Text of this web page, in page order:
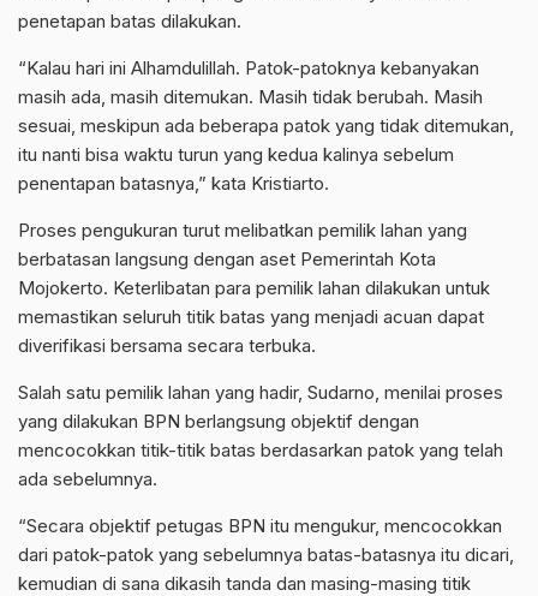
penetapan batas dilakukan.
“Kalau hari ini Alhamdulillah. Patok-patoknya kebanyakan
masih ada, masih ditemukan. Masih tidak berubah. Masih
sesuai, meskipun ada beberapa patok yang tidak ditemukan,
itu nanti bisa waktu turun yang kedua kalinya sebelum
penentapan batasnya,” kata Kristiarto.
Proses pengukuran turut melibatkan pemilik lahan yang
berbatasan langsung dengan aset Pemerintah Kota
Mojokerto. Keterlibatan para pemilik lahan dilakukan untuk
memastikan seluruh titik batas yang menjadi acuan dapat
diverifikasi bersama secara terbuka.
Salah satu pemilik lahan yang hadir, Sudarno, menilai proses
yang dilakukan BPN berlangsung objektif dengan
mencocokkan titik-titik batas berdasarkan patok yang telah
ada sebelumnya.
“Secara objektif petugas BPN itu mengukur, mencocokkan
dari patok-patok yang sebelumnya batas-batasnya itu dicari,
kemudian di sana dikasih tanda dan masing-masing titik